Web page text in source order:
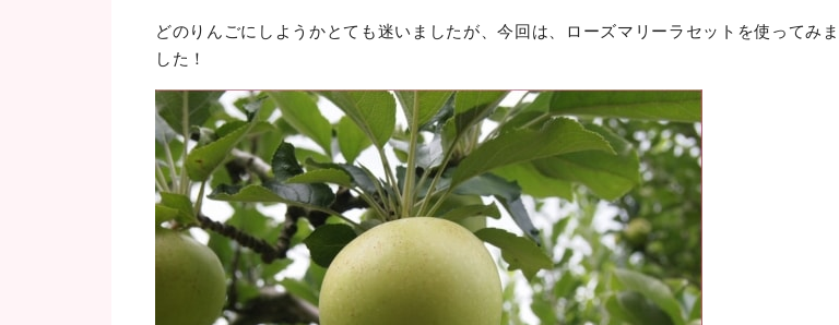
どのりんごにしようかとても迷いましたが、今回は、ローズマリーラセットを使ってみま
した！